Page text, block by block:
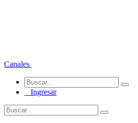
Canales
Ingresar